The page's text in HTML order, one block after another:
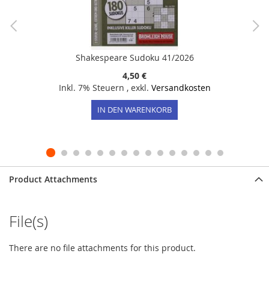
Shakespeare Sudoku 41/2026
4,50 €
Inkl. 7% Steuern , exkl. Versandkosten
IN DEN WARENKORB
Product Attachments
File(s)
There are no file attachments for this product.